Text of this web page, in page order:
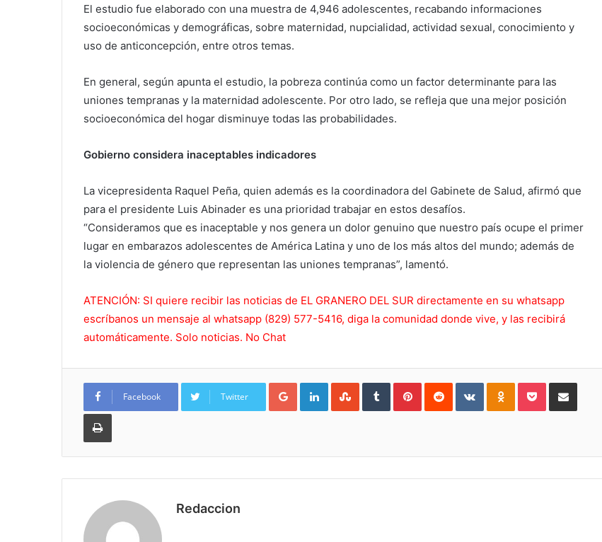
El estudio fue elaborado con una muestra de 4,946 adolescentes, recabando informaciones
socioeconómicas y demográficas, sobre maternidad, nupcialidad, actividad sexual, conocimiento y
uso de anticoncepción, entre otros temas.
En general, según apunta el estudio, la pobreza continúa como un factor determinante para las
uniones tempranas y la maternidad adolescente. Por otro lado, se refleja que una mejor posición
socioeconómica del hogar disminuye todas las probabilidades.
Gobierno considera inaceptables indicadores
La vicepresidenta Raquel Peña, quien además es la coordinadora del Gabinete de Salud, afirmó que
para el presidente Luis Abinader es una prioridad trabajar en estos desafíos.
“Consideramos que es inaceptable y nos genera un dolor genuino que nuestro país ocupe el primer
lugar en embarazos adolescentes de América Latina y uno de los más altos del mundo; además de
la violencia de género que representan las uniones tempranas”, lamentó.
ATENCIÓN: SI quiere recibir las noticias de EL GRANERO DEL SUR directamente en su whatsapp
escríbanos un mensaje al whatsapp (829) 577-5416, diga la comunidad donde vive, y las recibirá
automáticamente. Solo noticias. No Chat
Facebook Twitter
Google+LinkedInStumbleUpon
TumblrPinterestReddit VKontakteOdnoklassniki
PocketCompartir por Correo
Imprimir
Redaccion